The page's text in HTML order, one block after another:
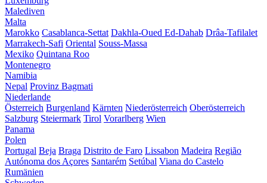
Malediven
Malta
Marokko Casablanca-Settat Dakhla-Oued Ed-Dahab Drâa-Tafilalet
Marrakech-Safi Oriental Souss-Massa
Mexiko Quintana Roo
Montenegro
Namibia
Nepal Provinz Bagmati
Niederlande
Österreich Burgenland Kärnten Niederösterreich Oberösterreich
Salzburg Steiermark Tirol Vorarlberg Wien
Panama
Polen
Portugal Beja Braga Distrito de Faro Lissabon Madeira Região
Autónoma dos Açores Santarém Setúbal Viana do Castelo
Rumänien